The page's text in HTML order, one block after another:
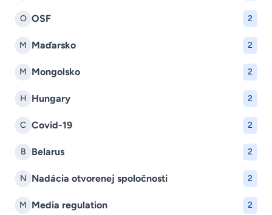
O OSF 2
M Maďarsko 2
M Mongolsko 2
H Hungary 2
C Covid-19 2
B Belarus 2
N Nadácia otvorenej spoločnosti 2
M Media regulation 2